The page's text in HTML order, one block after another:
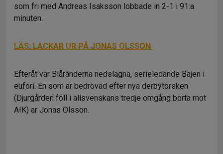
som fri med Andreas Isaksson lobbade in 2-1 i 91:a
minuten.
LÄS: LACKAR UR PÅ JONAS OLSSON
Efteråt var Blåränderna nedslagna, serieledande Bajen i
eufori. En som är bedrövad efter nya derbytorsken
(Djurgården föll i allsvenskans tredje omgång borta mot
AIK) är Jonas Olsson.